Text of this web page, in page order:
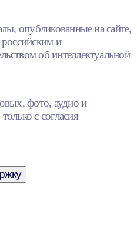
опубликованные на сайте,
и
об интеллектуальной
фото, аудио и
с согласия